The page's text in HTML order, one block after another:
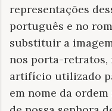
representações
português e no
substituir a
nos porta-retratos,
artifício utilizado
em nome da